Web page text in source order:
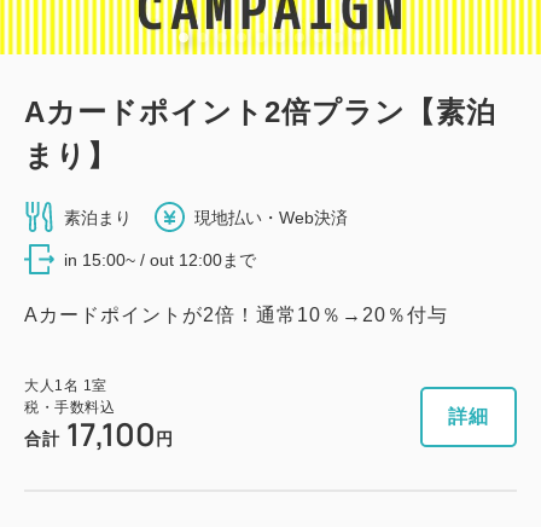
Aカードポイント2倍プラン【素泊
まり】
素泊まり 現地払い・Web決済
in 15:00~ / out 12:00まで
Aカードポイントが2倍！通常10％→20％付与
大人 1名 1室
税・手数料込
合計 17,100 円
詳細